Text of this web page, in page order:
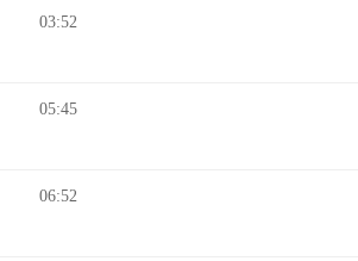
03:52
05:45
06:52